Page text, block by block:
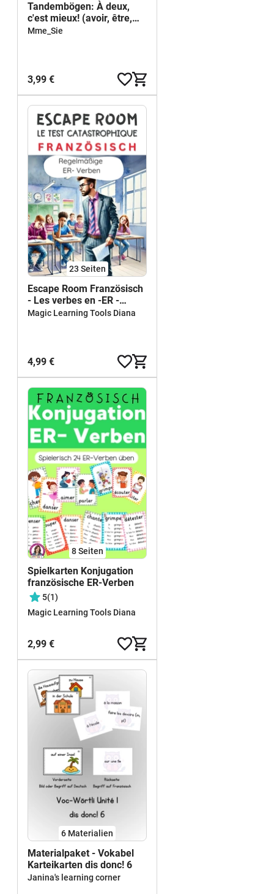
Tandembögen: À deux,
c'est mieux! (avoir, être,
aller, faire)
Mme_Sie
3,99 €
23 Seiten
Escape Room Französisch
- Les verbes en -ER -
spielerisch lernen!
Magic Learning Tools Diana
4,99 €
8Seiten
Spielkarten Konjugation
französische ER-Verben
5(1)
Magic Learning Tools Diana
2,99 €
6 Materialien
Materialpaket - Vokabel
Karteikarten dis donc! 6
Janina's learning corner